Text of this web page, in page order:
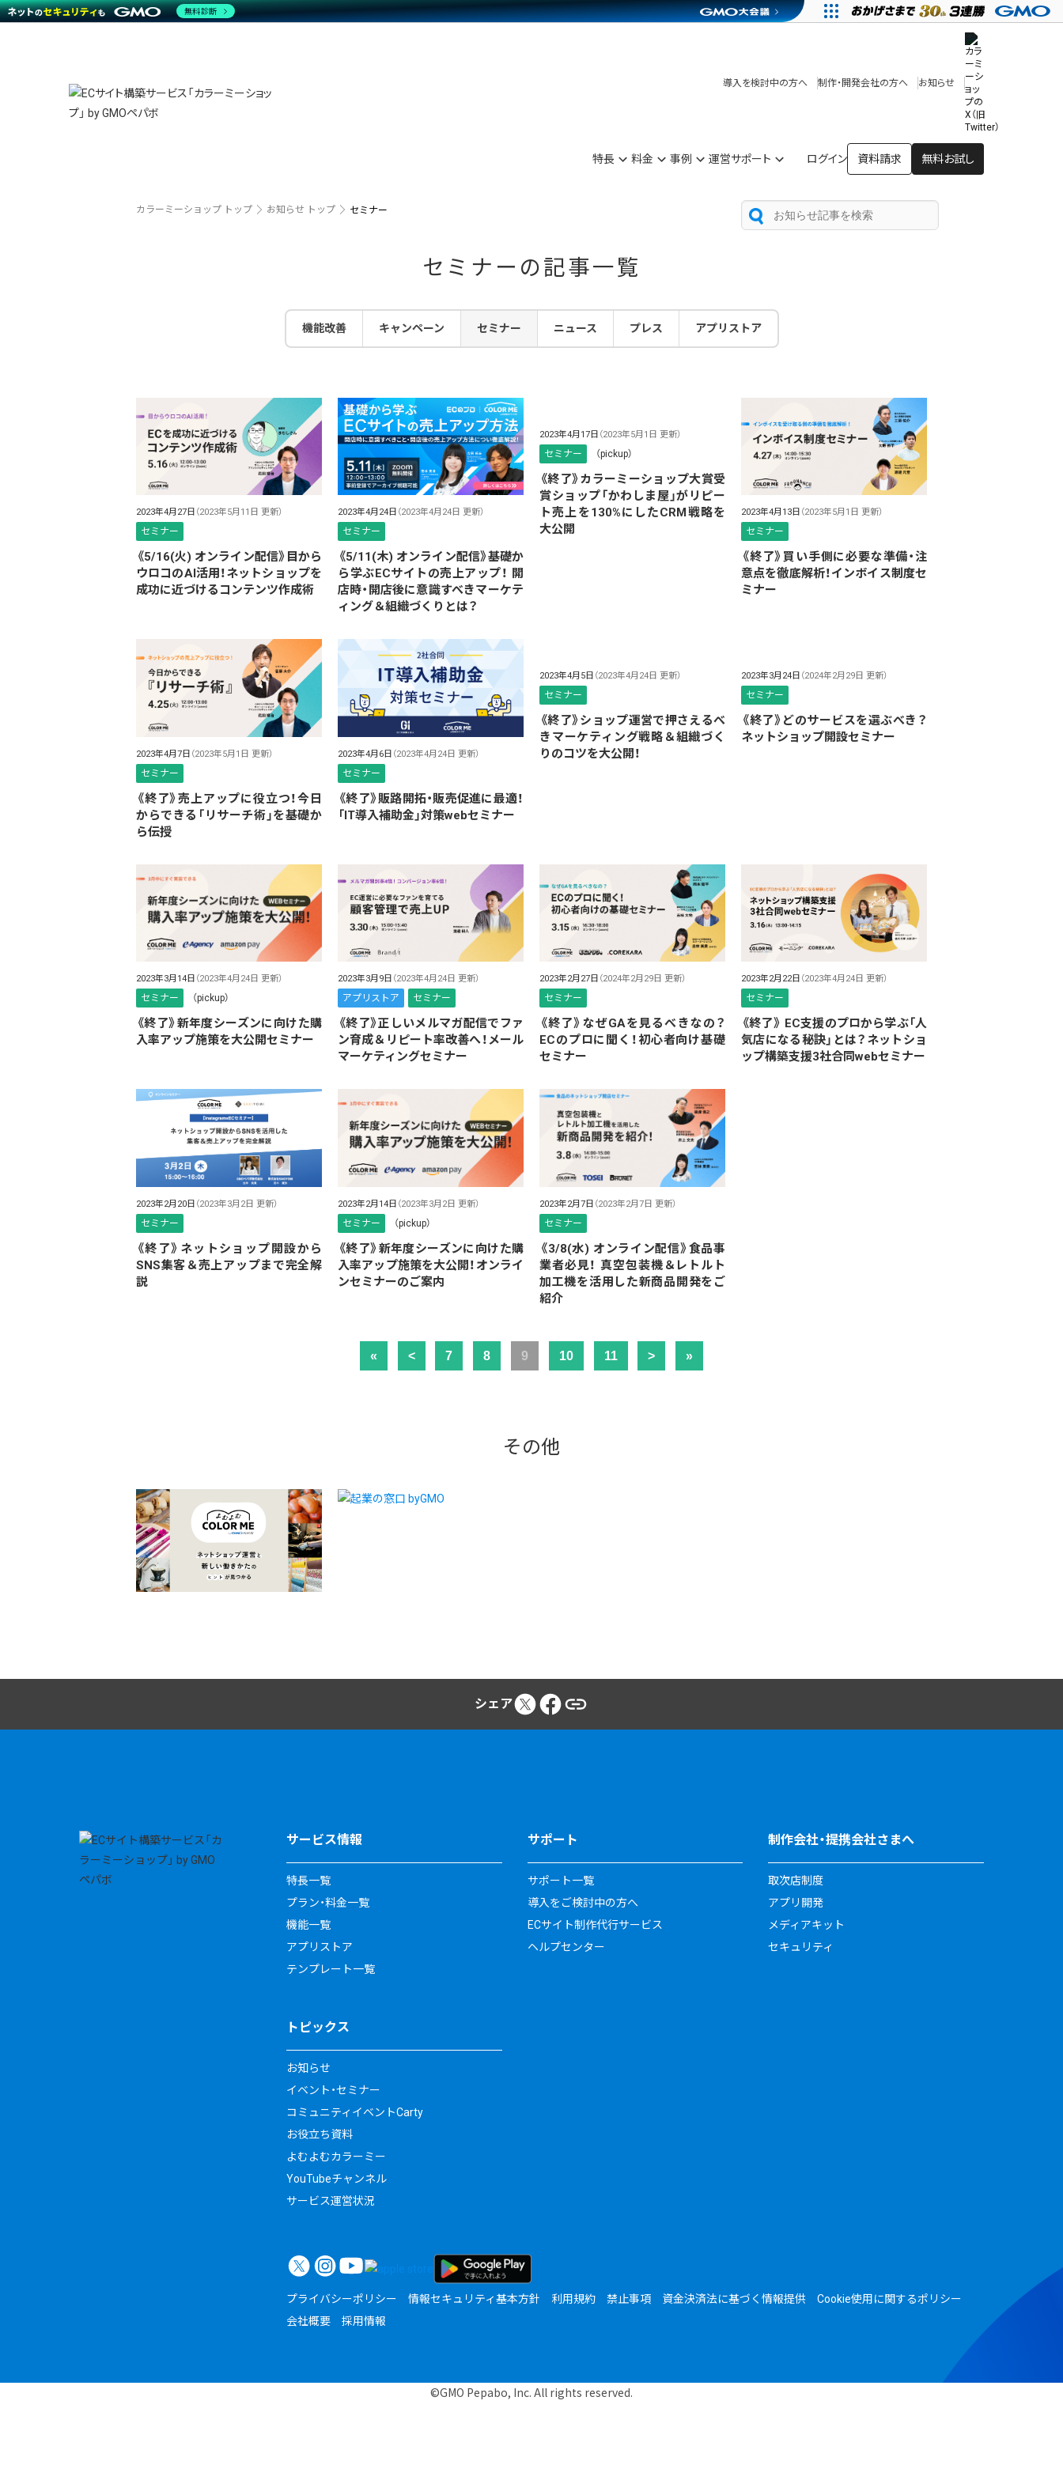
特長 料金 事例 運営サポート ログイン 資料請求 無料お試し
導入を検討中の方へ 制作・開発会社の方へ お知らせ
特長
商材一覧を見る
特長別に見る
売上につながる集客
顧客ロイヤリティを向上
複数店舗との連携
業種別に見る その他
テンプレート一覧
料金シミュレーション
運営サポート
開発・API連携代行
ヘルプセンター
カラーミーショップ トップ お知らせ トップ セミナー
セミナーの記事一覧
機能改善 キャンペーン セミナー ニュース プレス アプリストア
2023年4月27日 （2023年5月11日 更新）
セミナー
《5/16(火) オンライン配信》目から
ウロコのAI活用！ネットショップを
成功に近づけるコンテンツ作成術
2023年4月24日 （2023年4月24日 更新）
セミナー
《5/11(木) オンライン配信》基礎か
ら学ぶECサイトの売上アップ！ 開
店時・開店後に意識すべきマーケテ
ィング＆組織づくりとは？
2023年4月17日 （2023年5月1日 更新）
セミナー （pickup）
《終了》カラーミーショップ大賞受
賞ショップ「かわしま屋」がリピー
ト売上を130%にしたCRM戦略を
大公開
2023年4月13日 （2023年5月1日 更新）
セミナー
《終了》買い手側に必要な準備・注
意点を徹底解析！インボイス制度セ
ミナー
2023年4月7日 （2023年5月1日 更新）
セミナー
《終了》売上アップに役立つ！今日
からできる「リサーチ術」を基礎か
ら伝授
2023年4月6日 （2023年4月24日 更新）
セミナー
《終了》販路開拓・販売促進に最適！
「IT導入補助金」対策webセミナー
2023年4月5日 （2023年4月24日 更新）
セミナー
《終了》ショップ運営で押さえるべ
きマーケティング戦略＆組織づく
りのコツを大公開！
2023年3月24日 （2024年2月29日 更新）
セミナー
《終了》どのサービスを選ぶべき？
ネットショップ開設セミナー
2023年3月14日 （2023年4月24日 更新）
セミナー （pickup）
《終了》新年度シーズンに向けた購
入率アップ施策を大公開セミナー
2023年3月9日 （2023年4月24日 更新）
アプリストア セミナー
《終了》正しいメルマガ配信でファ
ン育成＆リピート率改善へ！メール
マーケティングセミナー
2023年2月27日 （2024年2月29日 更新）
セミナー
《終了》なぜGAを見るべきなの？
ECのプロに聞く！初心者向け基礎
セミナー
2023年2月22日 （2023年4月24日 更新）
セミナー
《終了》 EC支援のプロから学ぶ「人
気店になる秘訣」とは？ネットショ
ップ構築支援3社合同webセミナー
2023年2月20日 （2023年3月2日 更新）
セミナー
《終了》ネットショップ開設から
SNS集客＆売上アップまで完全解
説
2023年2月14日 （2023年3月2日 更新）
セミナー （pickup）
《終了》新年度シーズンに向けた購
入率アップ施策を大公開！オンライ
ンセミナーのご案内
2023年2月7日 （2023年2月7日 更新）
セミナー
《3/8(水) オンライン配信》食品事
業者必見！ 真空包装機＆レトルト
加工機を活用した新商品開発をご
紹介
« < 7 8 9 10 11 > »
その他
シェア
サービス情報
特長一覧
プラン・料金一覧
機能一覧
アプリストア
テンプレート一覧
サポート
サポート一覧
導入をご検討中の方へ
ECサイト制作代行サービス
ヘルプセンター
制作会社・提携会社さまへ
取次店制度
アプリ開発
メディアキット
セキュリティ
トピックス
お知らせ
イベント・セミナー
コミュニティイベントCarty
お役立ち資料
よむよむカラーミー
YouTubeチャンネル
サービス運営状況
プライバシーポリシー 情報セキュリティ基本方針 利用規約 禁止事項 資金決済法に基づく情報提供
Cookie使用に関するポリシー
会社概要
採用情報
©GMO Pepabo, Inc. All rights reserved.
無料診断